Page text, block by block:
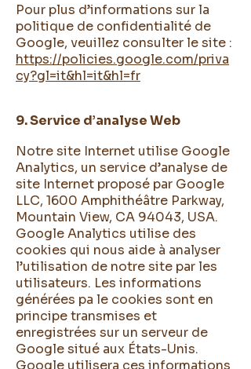
Pour plus d’informations sur la
politique de confidentialité de
Google, veuillez consulter le site :
https://policies.google.com/priva
cy?gl=it&hl=it&hl=fr
9. Service d’analyse Web
Notre site Internet utilise Google
Analytics, un service d’analyse de
site Internet proposé par Google
LLC, 1600 Amphithéâtre Parkway,
Mountain View, CA 94043, USA.
Google Analytics utilise des
cookies qui nous aide à analyser
l’utilisation de notre site par les
utilisateurs. Les informations
générées pa le cookies sont en
principe transmises et
enregistrées sur un serveur de
Google situé aux États-Unis.
Google utilisera ces informations